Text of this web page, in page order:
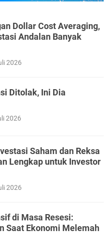
Dollar Cost Averaging,
Andalan Banyak
2026
Ditolak, Ini Dia
2026
Saham dan Reksa
Lengkap untuk Investor
2026
di Masa Resesi:
Saat Ekonomi Melemah